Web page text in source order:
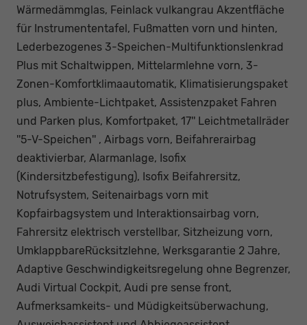
Wärmedämmglas, Feinlack vulkangrau Akzentfläche
für Instrumententafel, Fußmatten vorn und hinten,
Lederbezogenes 3-Speichen-Multifunktionslenkrad
Plus mit Schaltwippen, Mittelarmlehne vorn, 3-
Zonen-Komfortklimaautomatik, Klimatisierungspaket
plus, Ambiente-Lichtpaket, Assistenzpaket Fahren
und Parken plus, Komfortpaket, 17'' Leichtmetallräder
''5-V-Speichen'' , Airbags vorn, Beifahrerairbag
deaktivierbar, Alarmanlage, Isofix
(Kindersitzbefestigung), Isofix Beifahrersitz,
Notrufsystem, Seitenairbags vorn mit
Kopfairbagsystem und Interaktionsairbag vorn,
Fahrersitz elektrisch verstellbar, Sitzheizung vorn,
UmklappbareRücksitzlehne, Werksgarantie 2 Jahre,
Adaptive Geschwindigkeitsregelung ohne Begrenzer,
Audi Virtual Cockpit, Audi pre sense front,
Aufmerksamkeits- und Müdigkeitsüberwachung,